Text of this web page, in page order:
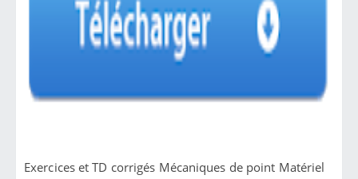
Exercices et TD corrigés Mécaniques de point Matériel